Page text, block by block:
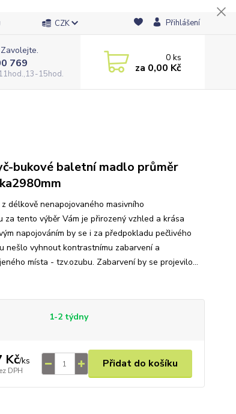
CZK Přihlášení
769
15hod.
0ks
za 0,00 Kč
bukové baletní madlo průměr
délkově nenapojovaného masivního
za tento výběr Vám je přirozený vzhled a krása
napojováním by se i za předpokladu pečlivého
nešlo vyhnout kontrastnímu zabarvení a
místa - tzv.ozubu. Zabarvení by se projevilo...
1-2 týdny
Kč/ks
DPH
Přidat do košíku